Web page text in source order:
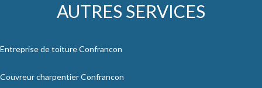
AUTRES SERVICES
Entreprise de toiture Confrancon
Couvreur charpentier Confrancon